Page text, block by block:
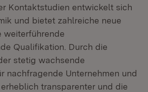
Kontaktstudien entwickelt sich
und bietet zahlreiche neue
weiterführende
Qualifikation. Durch die
stetig wachsende
nachfragende Unternehmen und
transparenter und die